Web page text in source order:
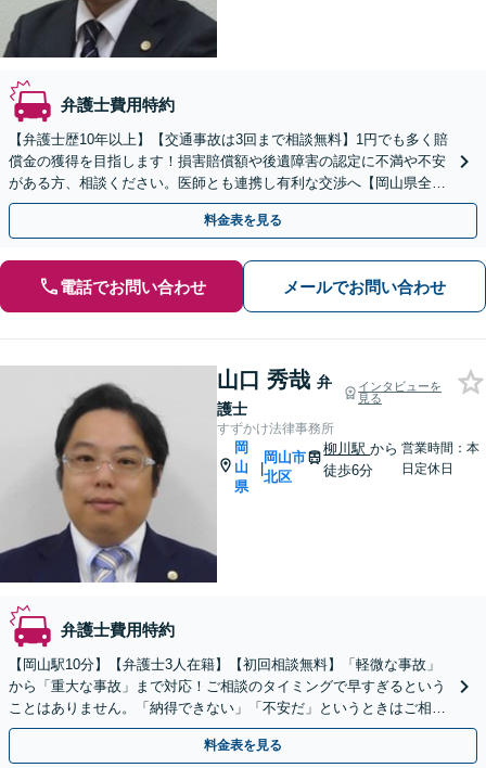
弁護士費用特約
【弁護士歴10年以上】【交通事故は3回まで相談無料】1円でも多く賠
償金の獲得を目指します！損害賠償額や後遺障害の認定に不満や不安
がある方、相談ください。医師とも連携し有利な交渉へ【岡山県全
域、広島県東部等に対応】
料金表を見る
電話でお問い合わせ メールでお問い合わせ
山口 秀哉 弁
護士
インタビューを
見る
すずかけ法律事務所
岡
山
県
|
岡山市
北区
柳川駅から
徒歩6分
営業時間：本
日定休日
弁護士費用特約
【岡山駅10分】【弁護士3人在籍】【初回相談無料】「軽微な事故」
から「重大な事故」まで対応！ご相談のタイミングで早すぎるという
ことはありません。「納得できない」「不安だ」というときはご相談
ください【当日／電話相談可】
料金表を見る